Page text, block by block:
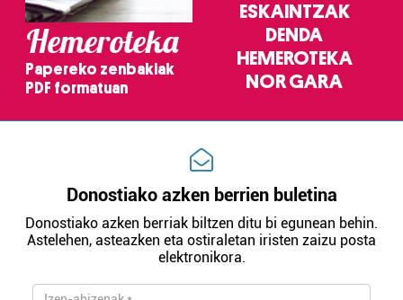
Hemeroteka
Papereko zenbakiak
PDF formatuan
ESKAINTZAK
DENDA
HEMEROTEKA
NOR GARA
Donostiako azken berrien buletina
Donostiako azken berriak biltzen ditu bi egunean behin.
Astelehen, asteazken eta ostiraletan iristen zaizu posta
elektronikora.